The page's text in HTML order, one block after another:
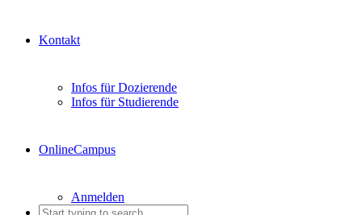
Kontakt
Infos für Dozierende
Infos für Studierende
OnlineCampus
Anmelden